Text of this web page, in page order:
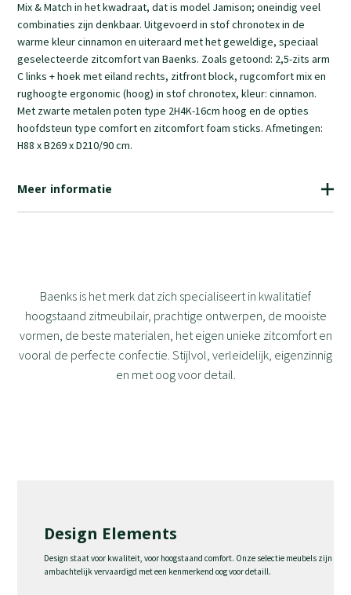
Mix & Match in het kwadraat, dat is model Jamison; oneindig veel
combinaties zijn denkbaar. Uitgevoerd in stof chronotex in de
warme kleur cinnamon en uiteraard met het geweldige, speciaal
geselecteerde zitcomfort van Baenks. Zoals getoond: 2,5-zits arm
C links + hoek met eiland rechts, zitfront block, rugcomfort mix en
rughoogte ergonomic (hoog) in stof chronotex, kleur: cinnamon.
Met zwarte metalen poten type 2H4K-16cm hoog en de opties
hoofdsteun type comfort en zitcomfort foam sticks. Afmetingen:
H88 x B269 x D210/90 cm.
Meer informatie
Baenks is het merk dat zich specialiseert in kwalitatief
hoogstaand zitmeubilair, prachtige ontwerpen, de mooiste
vormen, de beste materialen, het eigen unieke zitcomfort en
vooral de perfecte confectie. Stijlvol, verleidelijk, eigenzinnig
en met oog voor detail.
Design Elements
Design staat voor kwaliteit, voor hoogstaand comfort. Onze selectie meubels zijn
ambachtelijk vervaardigd met een kenmerkend oog voor detaill.